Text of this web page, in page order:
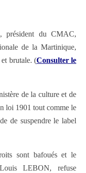
président du CMAC,
de la Martinique,
brutale. (Consulter le
de la culture et de
loi 1901 tout comme le
de suspendre le label
sont bafoués et le
Louis LEBON, refuse